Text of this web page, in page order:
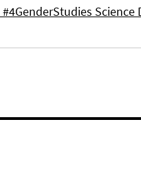
Science